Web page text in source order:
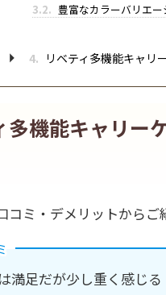
3.2. 豊富なカラーバリエー
4. リベティ多機能キャリ
多機能キャリー
コミ・デメリットからご
満足だが少し重く感じる